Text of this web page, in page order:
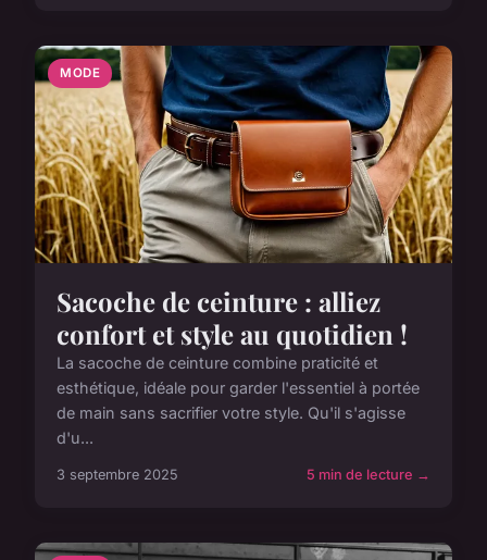
MODE
Sacoche de ceinture : alliez
confort et style au quotidien !
La sacoche de ceinture combine praticité et
esthétique, idéale pour garder l'essentiel à portée
de main sans sacrifier votre style. Qu'il s'agisse
d'u...
3 septembre 2025 5 min de lecture →